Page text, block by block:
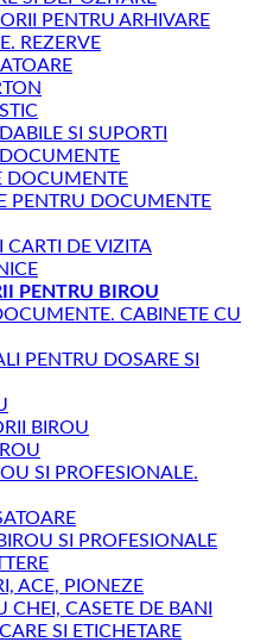
PENTRU ARHIVARE
REZERVE
SI SUPORTI
DOCUMENTE
PENTRU DOCUMENTE
CARTI DE VIZITA
PENTRU BIROU
CABINETE CU
PENTRU DOSARE SI
BIROU
SI PROFESIONALE.
SI PROFESIONALE
ACE, PIONEZE
CHEI, CASETE DE BANI
SI ETICHETARE